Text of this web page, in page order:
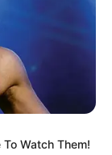
di dinding
tampak alami
disandingkan
tradisional untuk
Watch Them!